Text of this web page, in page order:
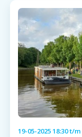
19-05-2025 18:30t/m